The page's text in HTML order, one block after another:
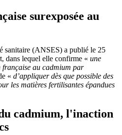
surexposée au
sanitaire (ANSES) a publié le 25
dans lequel elle confirme « une
au cadmium par
« d’appliquer dès que possible des
les matières fertilisantes épandues
cadmium, l'inaction